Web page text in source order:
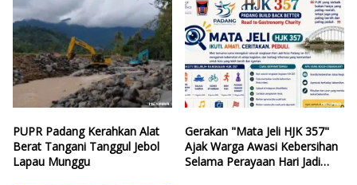
PUPR Padang Kerahkan Alat
Berat Tangani Tanggul Jebol
Lapau Munggu
Gerakan "Mata Jeli HJK 357"
Ajak Warga Awasi Kebersihan
Selama Perayaan Hari Jadi